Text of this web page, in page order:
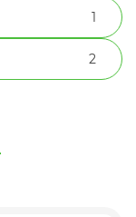
1
2